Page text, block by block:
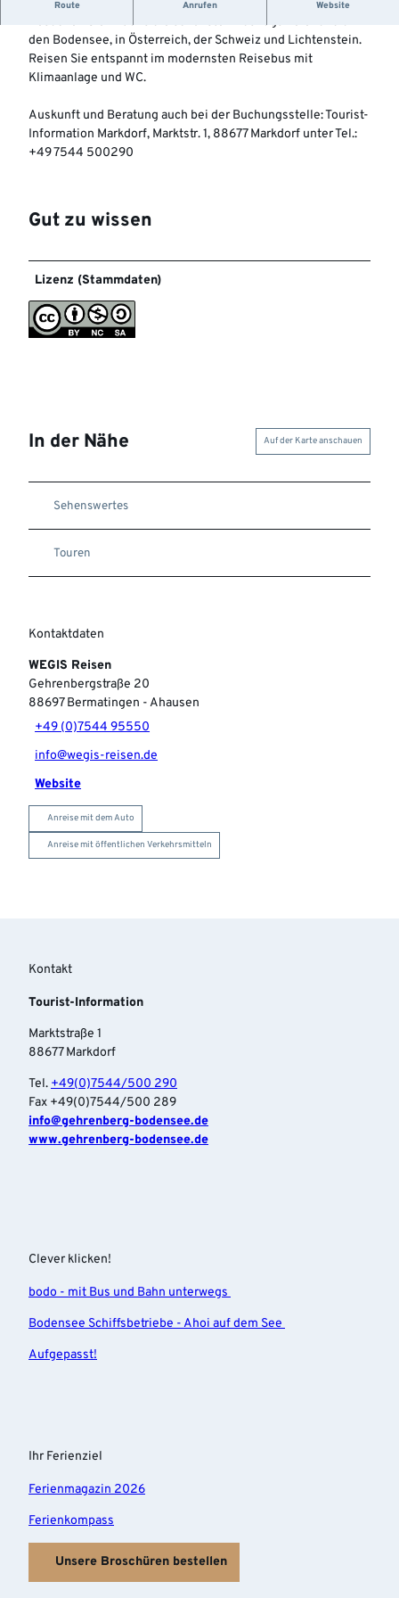
Route Anrufen Website
Die schönsten Ausflugsfahrten mit dem Bus...
Besuchen Sie mit uns die schönsten Ausflugsziele rund um
den Bodensee, in Österreich, der Schweiz und Lichtenstein.
Reisen Sie entspannt im modernsten Reisebus mit
Klimaanlage und WC.
Auskunft und Beratung auch bei der Buchungsstelle: Tourist-
Information Markdorf, Marktstr. 1, 88677 Markdorf unter Tel.:
+49 7544 500290
Gut zu wissen
Lizenz (Stammdaten)
In der Nähe Auf der Karte anschauen
Sehenswertes
Touren
Kontaktdaten
WEGIS Reisen
Gehrenbergstraße 20
88697Bermatingen - Ahausen
+49 (0)7544 95550
info@wegis-reisen.de
Website
Anreise mit dem Auto
Anreise mit öffentlichen Verkehrsmitteln
Kontakt
Tourist-Information
Marktstraße 1
88677 Markdorf
Tel. +49(0)7544/500 290
Fax +49(0)7544/500 289
info‎@gehrenberg-bodensee.de
www.gehrenberg-bodensee.de
Clever klicken!
bodo - mit Bus und Bahn unterwegs
Bodensee Schiffsbetriebe - Ahoi auf dem See
Aufgepasst!
Ihr Ferienziel
Ferienmagazin 2026
Ferienkompass
Unsere Broschüren bestellen